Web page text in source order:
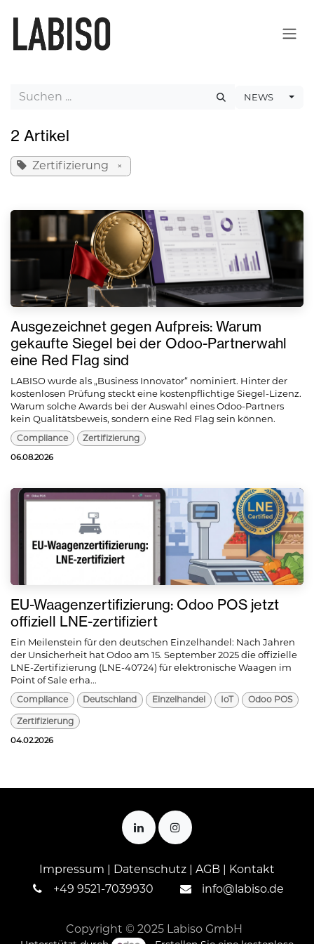
NEWS
2 Artikel
Zertifizierung ×
Ausgezeichnet gegen Aufpreis: Warum
gekaufte Siegel bei der Odoo-Partnerwahl
eine Red Flag sind
LABISO wurde als „Business Innovator“ nominiert. Hinter der
kostenlosen Prüfung steckt eine kostenpflichtige Siegel-Lizenz.
Warum solche Awards bei der Auswahl eines Odoo-Partners
kein Qualitätsbeweis, sondern eine Red Flag sein können.
Compliance Zertifizierung
06.08.2026
EU-Waagenzertifizierung: Odoo POS jetzt
offiziell LNE-zertifiziert
Ein Meilenstein für den deutschen Einzelhandel: Nach Jahren
der Unsicherheit hat Odoo am 15. September 2025 die offizielle
LNE-Zertifizierung (LNE-40724) für elektronische Waagen im
Point of Sale erha...
Compliance Deutschland Einzelhandel IoT Odoo POS
Zertifizierung
04.02.2026
Impressum Datenschutz AGB
Kontakt
+49 9521-7039930 info@labiso.de
Copyright © 2025 Labiso GmbH